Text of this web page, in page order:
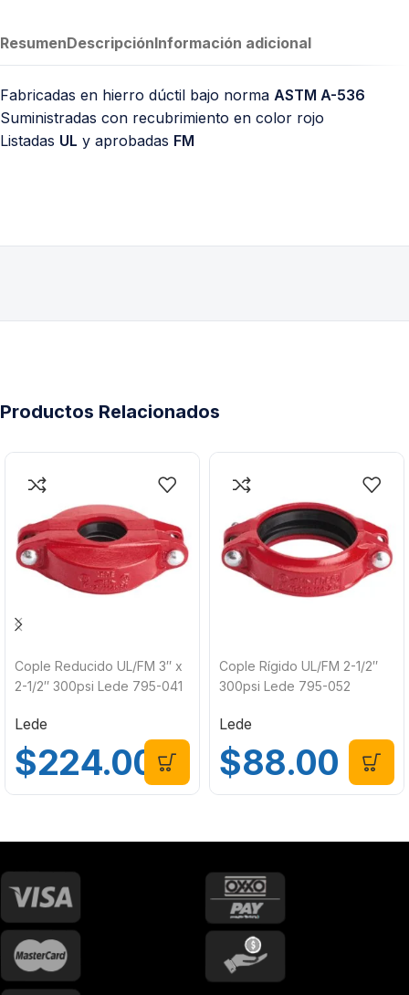
ResumenDescripciónInformación adicional
Fabricadas en hierro dúctil bajo norma ASTM A-536
Suministradas con recubrimiento en color rojo
Listadas UL y aprobadas FM
Productos Relacionados
Cople Reducido UL/FM 3″ x
2-1/2″ 300psi Lede 795-041
Lede
$224.00
Cople Rígido UL/FM 2-1/2″
300psi Lede 795-052
Lede
$88.00